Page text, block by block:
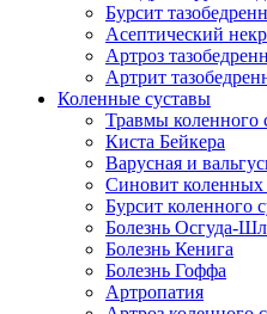
Бурсит
Асептический
Артроз
Артрит
Коленные суставы
Травмы коленного
Киста Бейкера
Варусная и
Синовит коленных
Бурсит коленного
Болезнь Осгуда-
Болезнь Кенига
Болезнь Гоффа
Артропатия